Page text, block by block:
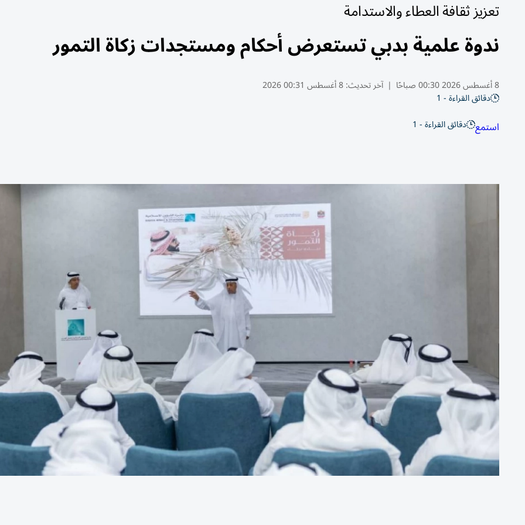
تعزيز ثقافة العطاء والاستدامة
ندوة علمية بدبي تستعرض أحكام ومستجدات زكاة التمور
8 أغسطس 2026 00:30 صباحًا | آخر تحديث:8 أغسطس 00:31 2026
دقائق القراءة - 1
استمع دقائق القراءة - 1